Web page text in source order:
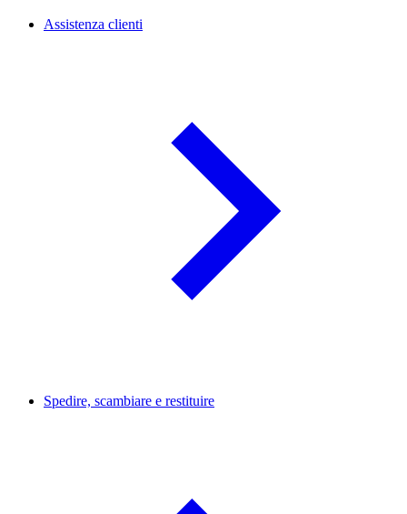
Assistenza clienti
Spedire, scambiare e restituire